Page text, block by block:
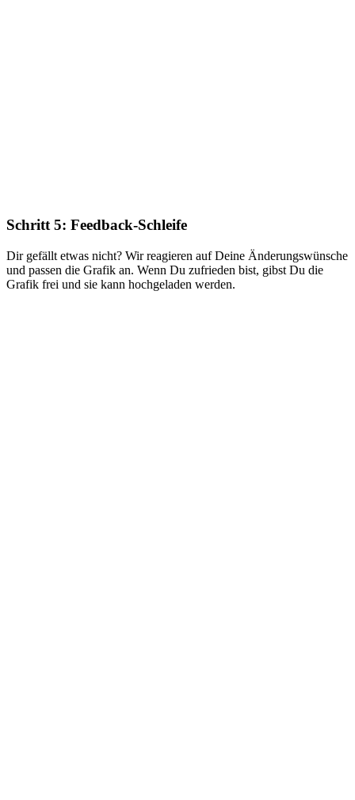
Schritt 5: Feedback-Schleife
Dir gefällt etwas nicht? Wir reagieren auf Deine Änderungswünsche
und passen die Grafik an. Wenn Du zufrieden bist, gibst Du die
Grafik frei und sie kann hochgeladen werden.